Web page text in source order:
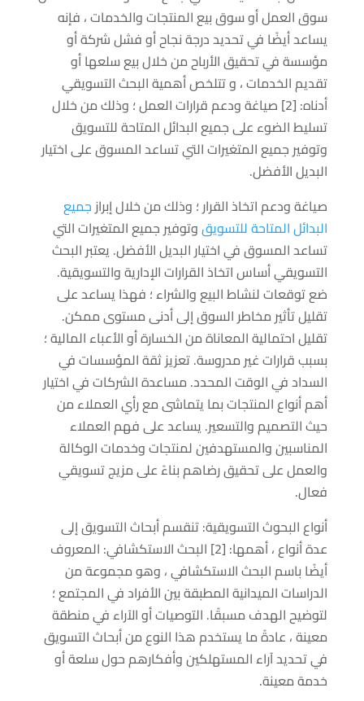
سوق العمل أو سوق بيع المنتجات والخدمات ، فإنه
يساعد أيضًا في تحديد درجة نجاح أو فشل شركة أو
مؤسسة في تحقيق الأرباح من خلال بيع سلعها أو
تقديم الخدمات ، و تتلخص أهمية البحث التسويقي
أدناه: [2] صياغة ودعم قرارات العمل ؛ وذلك من خلال
تسليط الضوء على جميع البدائل المتاحة للتسويق
وتوفير جميع المتغيرات التي تساعد المسوق على اختيار
البديل الأفضل.
صياغة ودعم اتخاذ القرار ؛ وذلك من خلال إبراز جميع
البدائل المتاحة للتسويقوتوفير جميع المتغيرات التي
تساعد المسوق في اختيار البديل الأفضل. يعتبر البحث
التسويقي أساس اتخاذ القرارات الإدارية والتسويقية.
ضع توقعات لنشاط البيع والشراء ؛ فهذا يساعد على
تقليل تأثير مخاطر السوق إلى أدنى مستوى ممكن.
تقليل احتمالية المعاناة من الخسارة أو الأعباء المالية ؛
بسبب قرارات غير مدروسة. تعزيز ثقة المؤسسات في
السداد في الوقت المحدد. مساعدة الشركات في اختيار
أهم أنواع المنتجات بما يتماشى مع رأي العملاء من
حيث التصميم والتسعير. يساعد على فهم العملاء
المناسبين والمستهدفين لمنتجات وخدمات الوكالة
والعمل على تحقيق رضاهم بناءً على مزيج تسويقي
فعال.
أنواع البحوث التسويقية: تنقسم أبحاث التسويق إلى
عدة أنواع ، أهمها: [2] البحث الاستكشافي: المعروف
أيضًا باسم البحث الاستكشافي ، وهو مجموعة من
الدراسات الميدانية المطبقة بين الأفراد في المجتمع ؛
لتوضيح الهدف مسبقًا. التوصيات أو الآراء في منطقة
معينة ، عادةً ما يستخدم هذا النوع من أبحاث التسويق
في تحديد آراء المستهلكين وأفكارهم حول سلعة أو
خدمة معينة.